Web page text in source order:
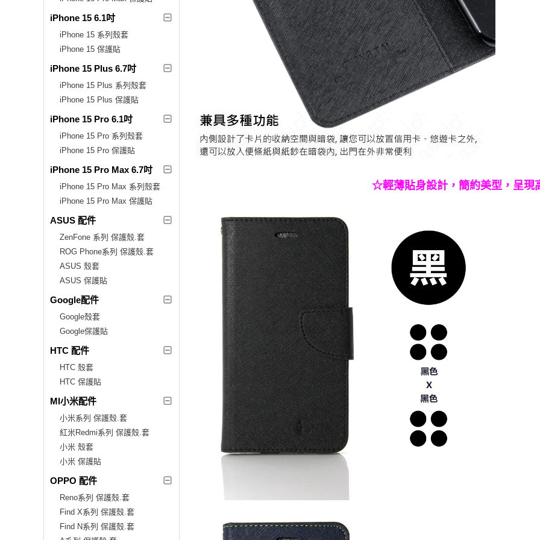
iPhone 15 6.1吋
iPhone 15 系列殼套
iPhone 15 保護貼
iPhone 15 Plus 6.7吋
iPhone 15 Plus 系列殼套
iPhone 15 Plus 保護貼
iPhone 15 Pro 6.1吋
iPhone 15 Pro 系列殼套
iPhone 15 Pro 保護貼
iPhone 15 Pro Max 6.7吋
iPhone 15 Pro Max 系列殼套
iPhone 15 Pro Max 保護貼
ASUS 配件
ZenFone 系列 保護殼.套
ROG Phone系列 保護殼.套
ASUS 殼套
ASUS 保護貼
Google配件
Google殼套
Google保護貼
HTC 配件
HTC 殼套
HTC 保護貼
MI小米配件
小米系列 保護殼.套
紅米Redmi系列 保護殼.套
小米 殼套
小米 保護貼
OPPO 配件
Reno系列 保護殼.套
Find X系列 保護殼.套
Find N系列 保護殼.套
☆輕薄貼身設計，簡約美型，呈